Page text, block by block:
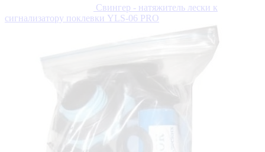
Свингер - натяжитель лески к
сигнализатору поклевки YLS-06 PRO